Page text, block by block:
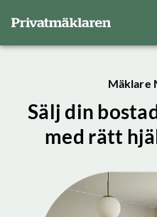
Mäklare
Sälj din
med rätt